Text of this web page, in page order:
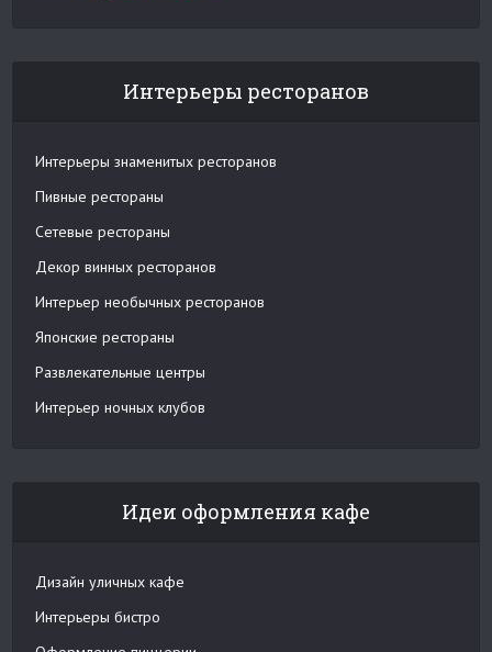
Интерьеры ресторанов
Интерьеры знаменитых ресторанов
Пивные рестораны
Сетевые рестораны
Декор винных ресторанов
Интерьер необычных ресторанов
Японские рестораны
Развлекательные центры
Интерьер ночных клубов
Идеи оформления кафе
Дизайн уличных кафе
Интерьеры бистро